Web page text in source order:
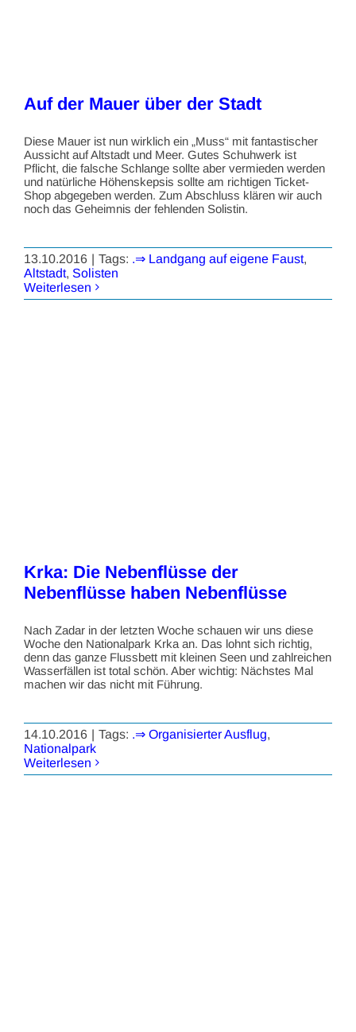
Auf der Mauer über der Stadt
Diese Mauer ist nun wirklich ein „Muss“ mit fantastischer
Aussicht auf Altstadt und Meer. Gutes Schuhwerk ist
Pflicht, die falsche Schlange sollte aber vermieden werden
und natürliche Höhenskepsis sollte am richtigen Ticket-
Shop abgegeben werden. Zum Abschluss klären wir auch
noch das Geheimnis der fehlenden Solistin.
13.10.2016 | Tags: .⇒ Landgang auf eigene Faust,
Altstadt, Solisten
Weiterlesen
Krka: Die Nebenflüsse der
Nebenflüsse haben Nebenflüsse
Nach Zadar in der letzten Woche schauen wir uns diese
Woche den Nationalpark Krka an. Das lohnt sich richtig,
denn das ganze Flussbett mit kleinen Seen und zahlreichen
Wasserfällen ist total schön. Aber wichtig: Nächstes Mal
machen wir das nicht mit Führung.
14.10.2016 | Tags: .⇒ Organisierter Ausflug,
Nationalpark
Weiterlesen